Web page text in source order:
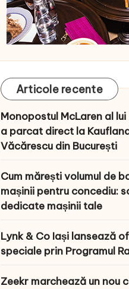
Articole recente
Monopostul McLaren al
a parcat direct la
Văcărescu din București
Cum mărești volumul de
mașinii pentru concediu:
dedicate mașinii tale
Lynk & Co Iași lansează
speciale prin Programul
Zeekr marchează un nou